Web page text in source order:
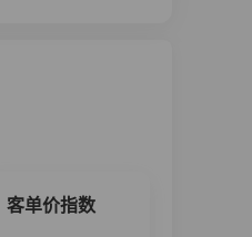
客单价指数